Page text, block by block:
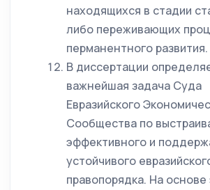
находящихся в стадии
либо переживающих
перманентного развития.
В диссертации
важнейшая задача Суда
Евразийского
Сообщества по
эффективного и
устойчивого
правопорядка. На основе